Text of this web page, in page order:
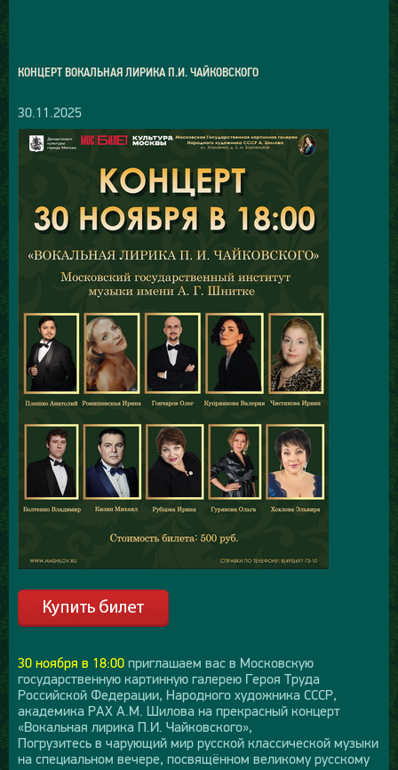
КОНЦЕРТ ВОКАЛЬНАЯ ЛИРИКА П.И. ЧАЙКОВСКОГО
30.11.2025
30 ноября в 18:00 приглашаем вас в Московскую
государственную картинную галерею Героя Труда
Российской Федерации, Народного художника СССР,
академика РАХ А.М. Шилова на прекрасный концерт
«Вокальная лирика П.И. Чайковского»,
Погрузитесь в чарующий мир русской классической музыки
на специальном вечере, посвящённом великому русскому